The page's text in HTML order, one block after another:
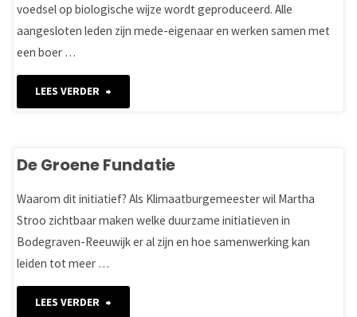
voedsel op biologische wijze wordt geproduceerd. Alle
aangesloten leden zijn mede-eigenaar en werken samen met
een boer …
LEES VERDER
De Groene Fundatie
Waarom dit initiatief? Als Klimaatburgemeester wil Martha
Stroo zichtbaar maken welke duurzame initiatieven in
Bodegraven-Reeuwijk er al zijn en hoe samenwerking kan
leiden tot meer …
LEES VERDER